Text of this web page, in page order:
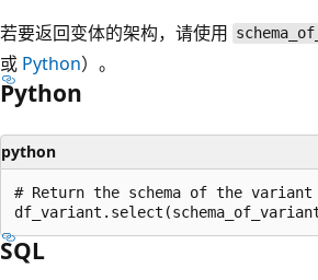
若要返回变体的架构，请使用
或 Python）。
Python
python
# Return the schema of the variant
SQL